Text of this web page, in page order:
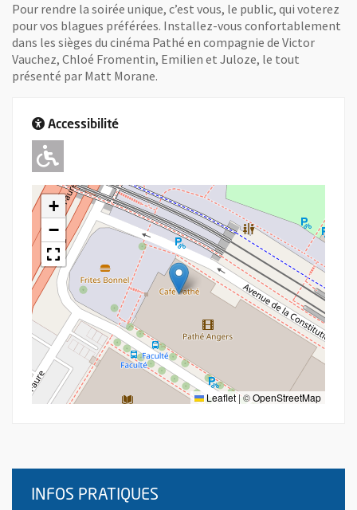
Pour rendre la soirée unique, c’est vous, le public, qui voterez
pour vos blagues préférées. Installez-vous confortablement
dans les sièges du cinéma Pathé en compagnie de Victor
Vauchez, Chloé Fromentin, Emilien et Juloze, le tout
présenté par Matt Morane.
Accessibilité
Adapté pour l'handicap Moteur
+
−
Leaflet |©OpenStreetMap
INFOS PRATIQUES